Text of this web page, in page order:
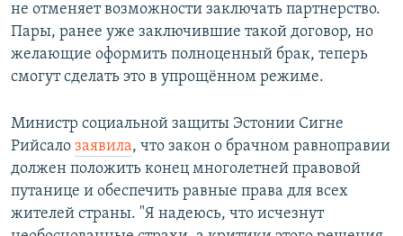
не отменяет возможности заключать партнерство.
Пары, ранее уже заключившие такой договор, но
желающие оформить полноценный брак, теперь
смогут сделать это в упрощённом режиме.
Министр социальной защиты Эстонии Сигне
Рийсало заявила, что закон о брачном равноправии
должен положить конец многолетней правовой
путанице и обеспечить равные права для всех
жителей страны. "Я надеюсь, что исчезнут